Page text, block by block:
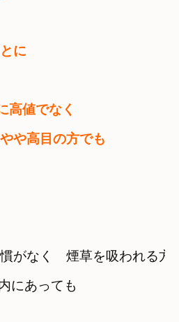
とに
高値でなく
や高目の方でも
がなく　煙草を吸われる方
にあっても